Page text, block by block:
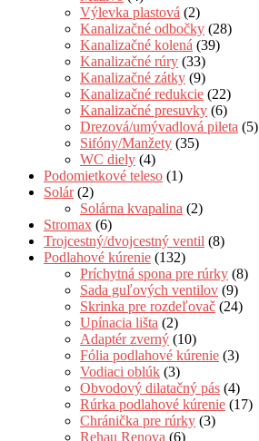
Výlevka plastová (2)
Kanalizačné odbočky (28)
Kanalizačné kolená (39)
Kanalizačné rúry (33)
Kanalizačné zátky (9)
Kanalizačné redukcie (22)
Kanalizačné presuvky (6)
Drezová/umývadlová pileta (5)
Sifóny/Manžety (35)
WC diely (4)
Podomietkové teleso (1)
Solár (2)
Solárna kvapalina (2)
Stromax (6)
Trojcestný/dvojcestný ventil (8)
Podlahové kúrenie (132)
Príchytná spona pre rúrky (8)
Sada guľových ventilov (9)
Skrinka pre rozdeľovač (24)
Upínacia lišta (2)
Adaptér zverný (10)
Fólia podlahové kúrenie (3)
Vodiaci oblúk (3)
Obvodový dilatačný pás (4)
Rúrka podlahové kúrenie (17)
Chránička pre rúrky (3)
Rehau Renova (6)